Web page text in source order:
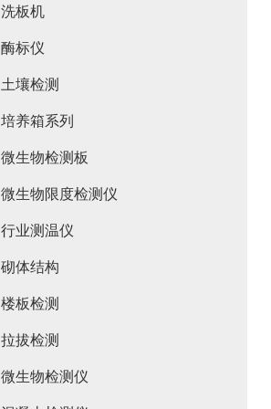
洗板机
酶标仪
土壤检测
培养箱系列
微生物检测板
微生物限度检测仪
行业测温仪
砌体结构
楼板检测
拉拔检测
微生物检测仪